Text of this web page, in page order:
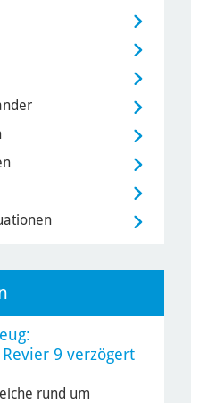
9 verzögert
rund um